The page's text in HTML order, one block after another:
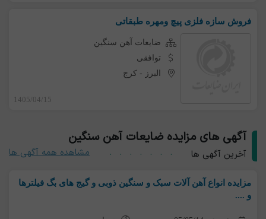
فروش سازه فلزی پیچ ومهره طبقاتی
ضایعات آهن سنگین
توافقی
البرز - کرج
1405/04/15
آگهی های مزایده ضایعات آهن سنگین
آخرین آگهی ها مشاهده همه آگهی ها
مزایده انواع آهن آلات سبک و سنگین ذوبی و گیج های بگ فیلترها
و ....